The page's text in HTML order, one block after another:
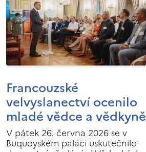
Francouzské
velvyslanectví ocenilo
mladé vědce a vědkyně
V pátek 26. června 2026 se v
Buquoyském paláci uskutečnilo